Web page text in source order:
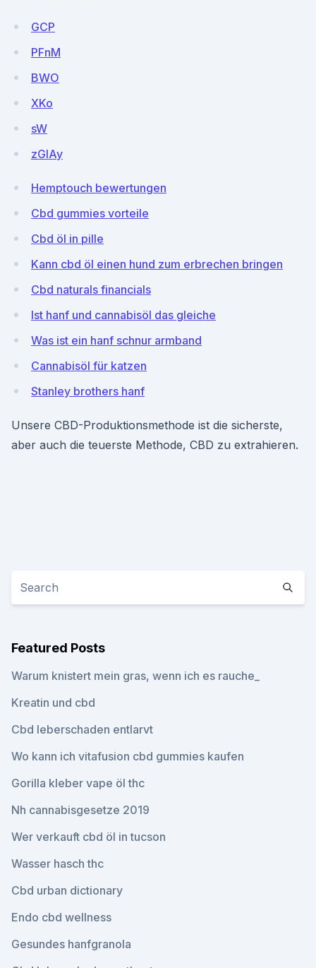
GCP
PFnM
BWO
XKo
sW
zGlAy
Hemptouch bewertungen
Cbd gummies vorteile
Cbd öl in pille
Kann cbd öl einen hund zum erbrechen bringen
Cbd naturals financials
Ist hanf und cannabisöl das gleiche
Was ist ein hanf schnur armband
Cannabisöl für katzen
Stanley brothers hanf
Unsere CBD-Produktionsmethode ist die sicherste,
aber auch die teuerste Methode, CBD zu extrahieren.
Featured Posts
Warum knistert mein gras, wenn ich es rauche_
Kreatin und cbd
Cbd leberschaden entlarvt
Wo kann ich vitafusion cbd gummies kaufen
Gorilla kleber vape öl thc
Nh cannabisgesetze 2019
Wer verkauft cbd öl in tucson
Wasser hasch thc
Cbd urban dictionary
Endo cbd wellness
Gesundes hanfgranola